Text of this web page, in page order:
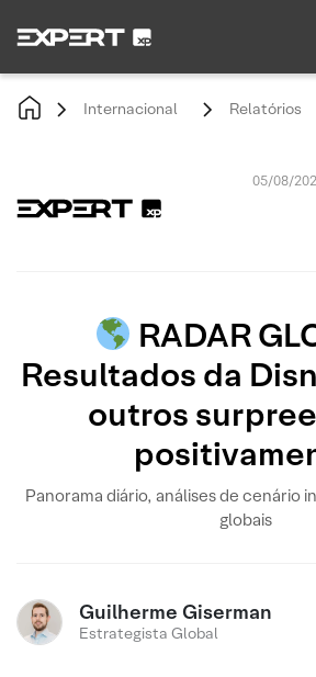
Internacional Relatórios
05/08/
RADAR
Resultados da
outros
Panorama diário, análises de cenário
globais
Guilherme Giserman
Estrategista Global